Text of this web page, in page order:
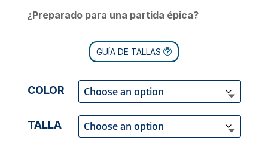
¿Preparado para una partida épica?
GUÍA DE TALLAS
COLOR
TALLA